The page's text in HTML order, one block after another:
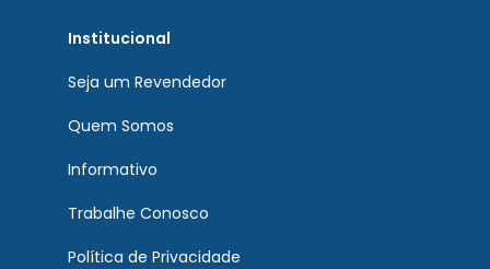
Institucional
Seja um Revendedor
Quem Somos
Informativo
Trabalhe Conosco
Política de Privacidade